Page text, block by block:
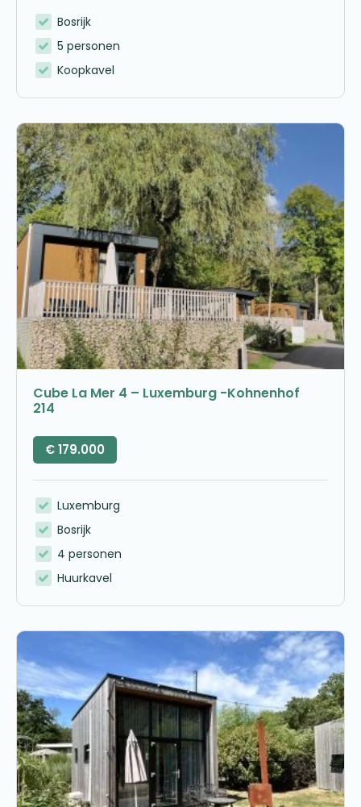
Bosrijk
5 personen
Koopkavel
Cube La Mer 4 – Luxemburg -Kohnenhof
214
€179.000
Luxemburg
Bosrijk
4 personen
Huurkavel